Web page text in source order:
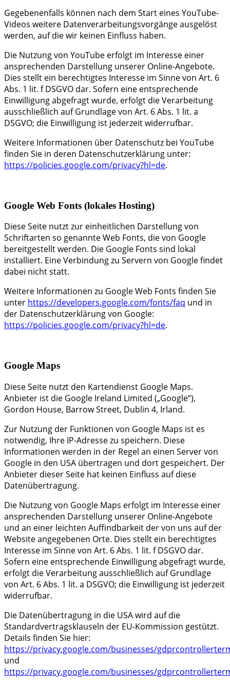
Gegebenenfalls können nach dem Start eines YouTube-
Videos weitere Datenverarbeitungsvorgänge ausgelöst
werden, auf die wir keinen Einfluss haben.
Die Nutzung von YouTube erfolgt im Interesse einer
ansprechenden Darstellung unserer Online-Angebote.
Dies stellt ein berechtigtes Interesse im Sinne von Art. 6
Abs. 1 lit. f DSGVO dar. Sofern eine entsprechende
Einwilligung abgefragt wurde, erfolgt die Verarbeitung
ausschließlich auf Grundlage von Art. 6 Abs. 1 lit. a
DSGVO; die Einwilligung ist jederzeit widerrufbar.
Weitere Informationen über Datenschutz bei YouTube
finden Sie in deren Datenschutzerklärung unter:
https://policies.google.com/privacy?hl=de.
Google Web Fonts (lokales Hosting)
Diese Seite nutzt zur einheitlichen Darstellung von
Schriftarten so genannte Web Fonts, die von Google
bereitgestellt werden. Die Google Fonts sind lokal
installiert. Eine Verbindung zu Servern von Google findet
dabei nicht statt.
Weitere Informationen zu Google Web Fonts finden Sie
unter https://developers.google.com/fonts/faq und in
der Datenschutzerklärung von Google:
https://policies.google.com/privacy?hl=de.
Google Maps
Diese Seite nutzt den Kartendienst Google Maps.
Anbieter ist die Google Ireland Limited („Google“),
Gordon House, Barrow Street, Dublin 4, Irland.
Zur Nutzung der Funktionen von Google Maps ist es
notwendig, Ihre IP-Adresse zu speichern. Diese
Informationen werden in der Regel an einen Server von
Google in den USA übertragen und dort gespeichert. Der
Anbieter dieser Seite hat keinen Einfluss auf diese
Datenübertragung.
Die Nutzung von Google Maps erfolgt im Interesse einer
ansprechenden Darstellung unserer Online-Angebote
und an einer leichten Auffindbarkeit der von uns auf der
Website angegebenen Orte. Dies stellt ein berechtigtes
Interesse im Sinne von Art. 6 Abs. 1 lit. f DSGVO dar.
Sofern eine entsprechende Einwilligung abgefragt wurde,
erfolgt die Verarbeitung ausschließlich auf Grundlage
von Art. 6 Abs. 1 lit. a DSGVO; die Einwilligung ist jederzeit
widerrufbar.
Die Datenübertragung in die USA wird auf die
Standardvertragsklauseln der EU-Kommission gestützt.
Details finden Sie hier:
https://privacy.google.com/businesses/
und
https://privacy.google.com/businesses/